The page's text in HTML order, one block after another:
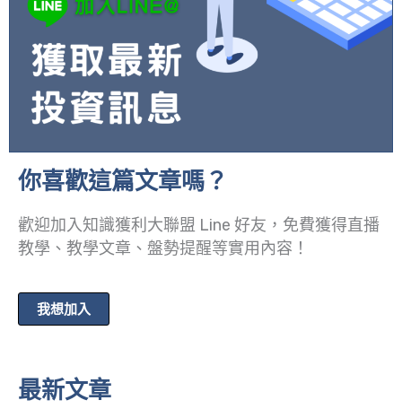
你喜歡這篇文章嗎？
歡迎加入知識獲利大聯盟 Line 好友，免費獲得直播
教學、教學文章、盤勢提醒等實用內容！
我想加入
最新文章